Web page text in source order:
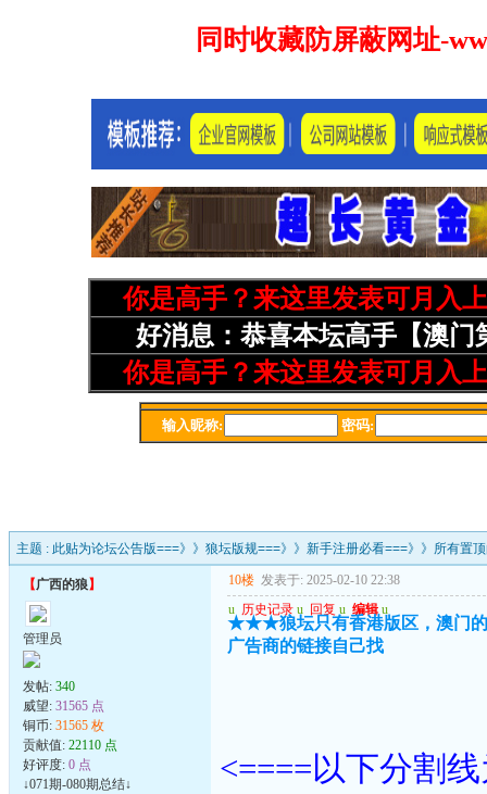
主题 : 此贴为论坛公告版===》》狼坛版规===》》新手注册必看===》》所有置
【广西的狼】
管理员
发帖: 340
威望: 31565 点
铜币: 31565 枚
贡献值: 22110 点
好评度: 0 点
↓071期-080期总结↓
10楼 发表于: 2025-02-10 22:38
u 历史记录 u 回复 u 编辑 u
★★★狼坛只有香港版区，澳门的
广告商的链接自己找
<====以下分割